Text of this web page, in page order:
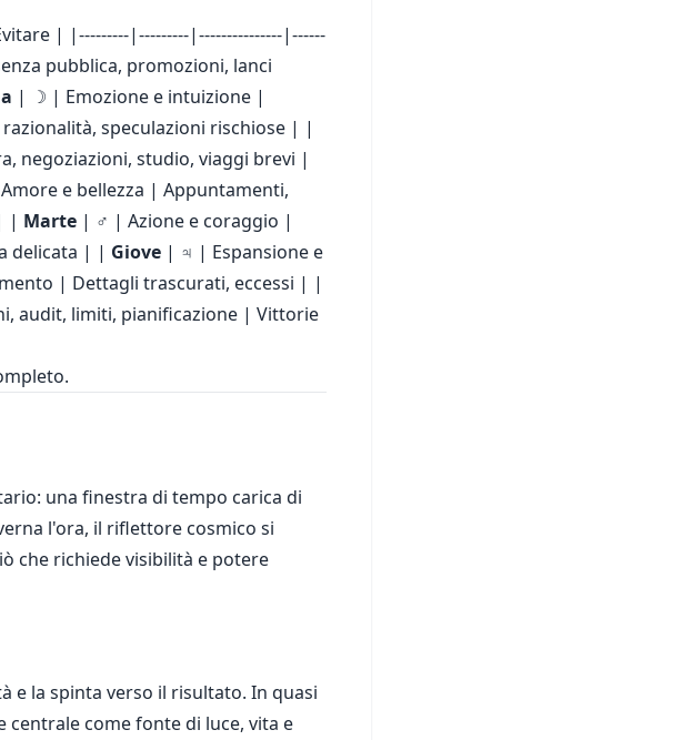
| |---------|---------|---------------|------
pubblica, promozioni, lanci
| ☽ | Emozione e intuizione |
speculazioni rischiose | |
negoziazioni, studio, viaggi brevi |
e bellezza | Appuntamenti,
| Marte | ♂ | Azione e coraggio |
delicata | | Giove | ♃ | Espansione e
| Dettagli trascurati, eccessi | |
audit, limiti, pianificazione | Vittorie
una finestra di tempo carica di
l'ora, il riflettore cosmico si
che richiede visibilità e potere
e la spinta verso il risultato. In quasi
come fonte di luce, vita e